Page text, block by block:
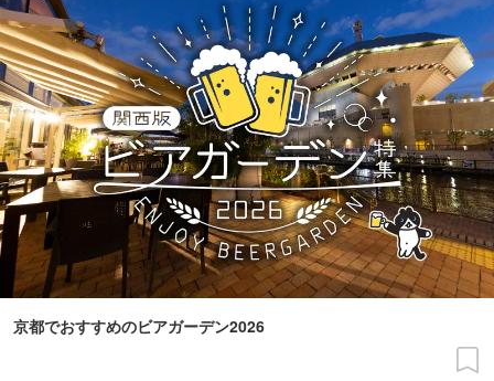
京都でおすすめのビアガーデン2026